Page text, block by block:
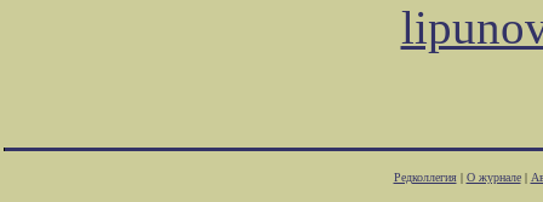
Редколлегия| О журнале|